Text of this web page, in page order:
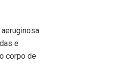
e
corpo de